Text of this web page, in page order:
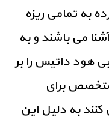
به تمامی ریزه
می باشند و به
هود داتیس را بر
متخصص برای
به دلیل این